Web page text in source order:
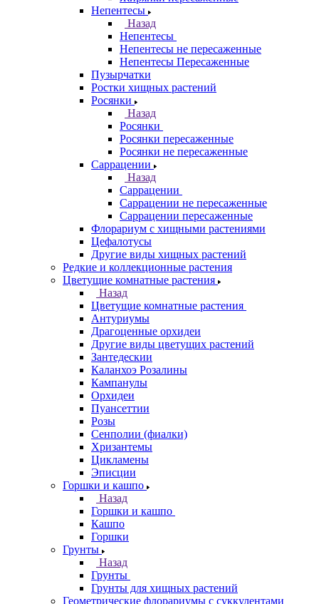
Непентесы
Назад
Непентесы
Непентесы не пересаженные
Непентесы Пересаженные
Пузырчатки
Ростки хищных растений
Росянки
Назад
Росянки
Росянки пересаженные
Росянки не пересаженные
Саррацении
Назад
Саррацении
Саррацении не пересаженные
Саррацении пересаженные
Флорариум с хищными растениями
Цефалотусы
Другие виды хищных растений
Редкие и коллекционные растения
Цветущие комнатные растения
Назад
Цветущие комнатные растения
Антуриумы
Драгоценные орхидеи
Другие виды цветущих растений
Зантедескии
Каланхоэ Розалины
Кампанулы
Орхидеи
Пуансеттии
Розы
Сенполии (фиалки)
Хризантемы
Цикламены
Эписции
Горшки и кашпо
Назад
Горшки и кашпо
Кашпо
Горшки
Грунты
Назад
Грунты
Грунты для хищных растений
Геометрические флорариумы с суккулентами